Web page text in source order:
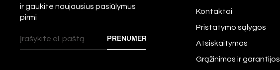
ir gaukite naujausius pasiūlymus
pirmi
Kontaktai
Pristatymo sąlygos
Atsiskaitymas
Grąžinimas ir garantijos